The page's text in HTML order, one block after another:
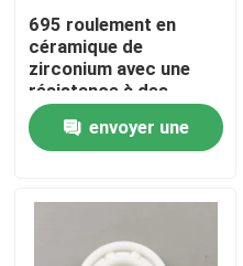
Maison
Produits
Exposition de VR
695 roulement en
céramique de
zirconium avec une
résistance à des
températures
extrêmes, une
résistance supérieure
produits chimiques et
magnétiques
envoyer une